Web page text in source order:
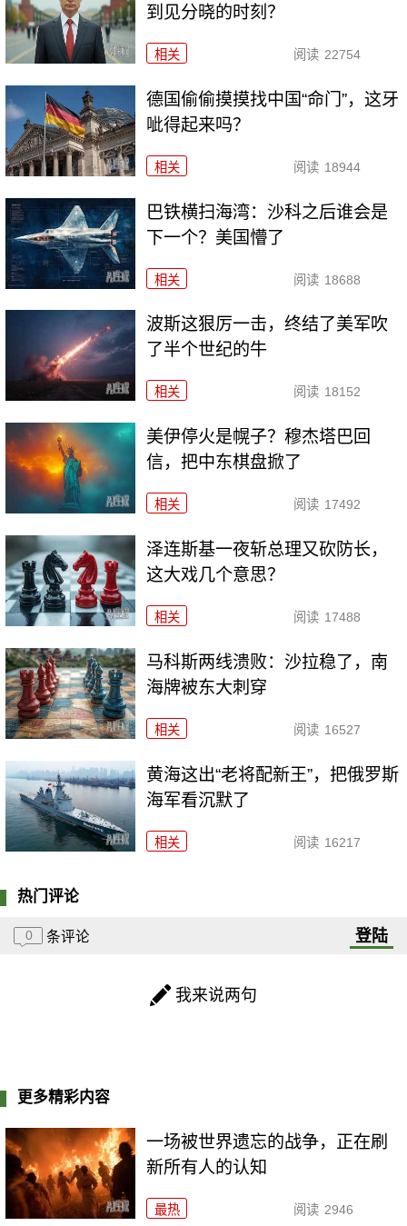
到见分晓的时刻？
相关 阅读 22754
德国偷偷摸摸找中国“命门”，这牙
呲得起来吗？
相关 阅读 18944
巴铁横扫海湾：沙科之后谁会是
下一个？美国懵了
相关 阅读 18688
波斯这狠厉一击，终结了美军吹
了半个世纪的牛
相关 阅读 18152
美伊停火是幌子？穆杰塔巴回
信，把中东棋盘掀了
相关 阅读 17492
泽连斯基一夜斩总理又砍防长，
这大戏几个意思？
相关 阅读 17488
马科斯两线溃败：沙拉稳了，南
海牌被东大刺穿
相关 阅读 16527
黄海这出“老将配新王”，把俄罗斯
海军看沉默了
相关 阅读 16217
热门评论
0 条评论 登陆
我来说两句
更多精彩内容
一场被世界遗忘的战争，正在刷
新所有人的认知
最热 阅读 2946